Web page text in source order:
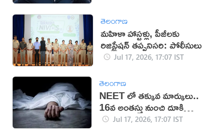
తెలంగాణ
మహిళా హాస్టళ్లు, పీజీలకు
రిజిస్ట్రేషన్ తప్పనిసరి: పోలీసులు
Jul 17, 2026, 17:07 IST
తెలంగాణ
NEET లో తక్కువ మార్కులు..
16వ అంతస్తు నుంచి దూకి
ఆత్మహత్య
Jul 17, 2026, 17:07 IST